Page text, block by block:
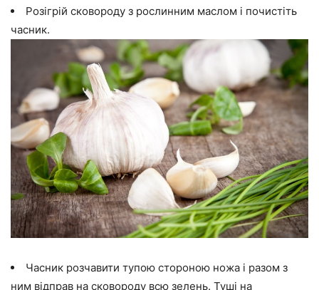
Розігрій сковороду з рослинним маслом і почистіть
часник.
Часник розчавити тупою стороною ножа і разом з
ним відправ на сковороду всю зелень. Туші на